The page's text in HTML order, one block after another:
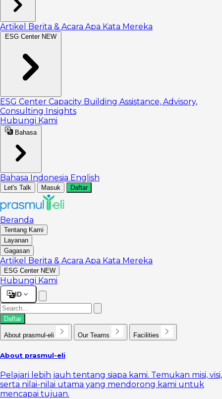
Artikel Berita & Acara Apa Kata Mereka
ESG Center NEW
ESG Center Capacity Building Assistance, Advisory,
Consulting Insights
Hubungi Kami
Bahasa
Bahasa Indonesia English
Let's Talk Masuk Daftar
Beranda
Tentang Kami
Layanan
Gagasan
Artikel Berita & Acara Apa Kata Mereka
ESG Center NEW
Hubungi Kami
ID
Daftar
About prasmul-eli Our Teams Facilities
About prasmul-eli
Pelajari lebih jauh tentang siapa kami. Temukan misi, visi,
serta nilai-nilai utama yang mendorong kami untuk
mencapai tujuan.